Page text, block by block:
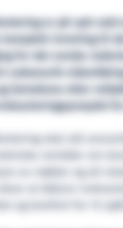
er på nytt
komplett innreiing til
for det norske
suksessrik
Zamakona etter
skal stå
områder om
av møblar og all
at båtens
og komfort for 15